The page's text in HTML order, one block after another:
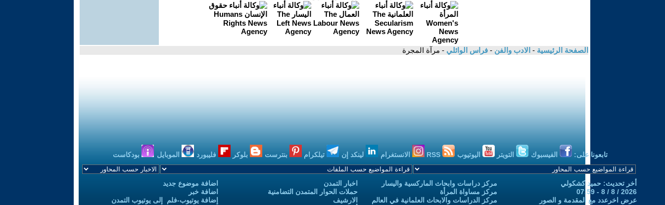
الصفحة الرئيسية - الادب والفن - فراس الوائلي - مرآة المجرة
تابعونا على: الفيسبوك التويتر اليوتيوب الانستغرام لينكد إن تيلكرام بنترست بلوكر فليبورد الموبايل بودكاست
أخر تحديث: حميد كشكولي
2026 / 8 / 8 - 07:59
عرض اخرعدد مع المقدمة و الصور
مركز دراسات وابحاث الماركسية واليسار
مركز مساواة المرأة
مركز الدراسات والابحاث العلمانية في العالم
اخبار التمدن
حملات الحوار المتمدن التضامنية
الارشيف
اضافة موضوع جديد
اضافة خبر
إضافة يوتيوب-فلم إلى يوتيوب التمدن